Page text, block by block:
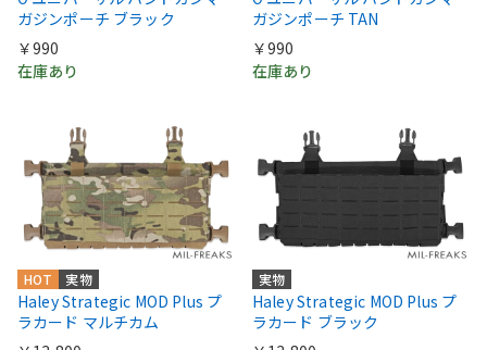
ガジンポーチ ブラック
￥990
在庫あり
ガジンポーチ TAN
￥990
在庫あり
HOT 実物
Haley Strategic MOD Plus プ
ラカード マルチカム
実物
Haley Strategic MOD Plus プ
ラカード ブラック